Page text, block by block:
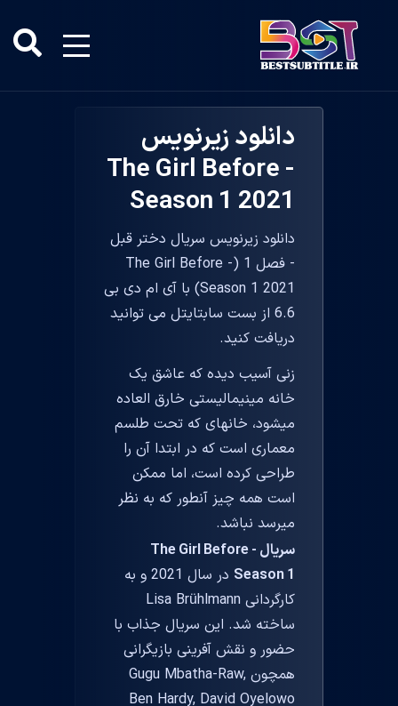
دانلود زیرنویس
The Girl Before -
Season 1 2021
دانلود زیرنویس سریال دختر قبل
- فصل 1 (The Girl Before -
Season 1 2021) با آی ام دی بی
6.6 از بست سابتایتل می توانید
دریافت کنید.
زنی آسیب دیده که عاشق یک
خانه مینیمالیستی خارق العاده
میشود، خانهای که تحت طلسم
معماری است که در ابتدا آن را
طراحی کرده است، اما ممکن
است همه چیز آنطور که به نظر
میرسد نباشد.
سریال The Girl Before -
Season 1
در سال 2021 و به
کارگردانی Lisa Brühlmann
ساخته شد. این سریال جذاب با
حضور و نقش آفرینی بازیگرانی
همچون Gugu Mbatha-Raw,
Ben Hardy, David Oyelowo